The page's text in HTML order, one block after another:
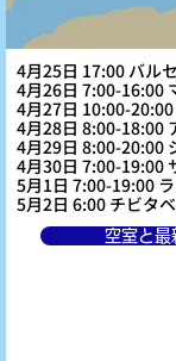
4月25日 17:00 バル
4月26日 7:00-16:00
4月27日 10:00-
4月28日 8:00-18:00
4月29日 8:00-20:00
4月30日 7:00-19:00
5月1日 7:00-19:00
5月2日 6:00 チビタ
空室と最